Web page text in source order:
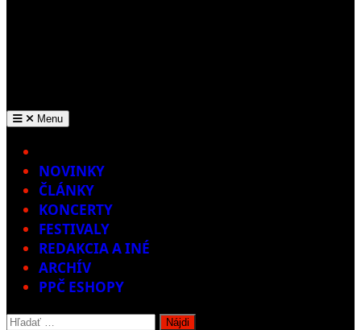
Menu
NOVINKY
ČLÁNKY
KONCERTY
FESTIVALY
REDAKCIA A INÉ
ARCHÍV
PPČ ESHOPY
Hľadať: